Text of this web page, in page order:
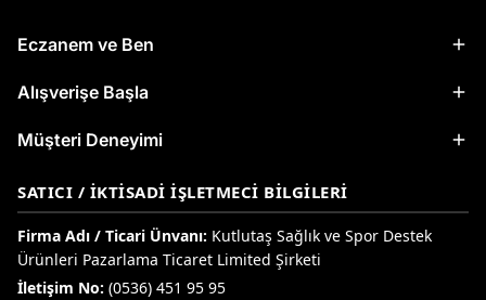
Eczanem ve Ben
Alışverişe Başla
Müşteri Deneyimi
SATICI / İKTISADI İŞLETMECI BILGILERI
Firma Adı / Ticari Ünvanı: Kutlutaş Sağlık ve Spor Destek
Ürünleri Pazarlama Ticaret Limited Şirketi
İletişim No: (0536) 451 95 95